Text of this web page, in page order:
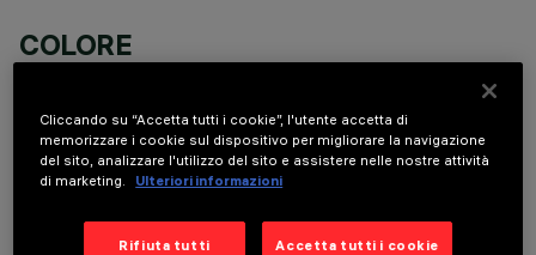
COLORE
COMPONENTI OPZIONALI
Cliccando su “Accetta tutti i cookie”, l'utente accetta di
memorizzare i cookie sul dispositivo per migliorare la navigazione
del sito, analizzare l'utilizzo del sito e assistere nelle nostre attività
di marketing.
Ulteriori informazioni
Rifiuta tutti Accetta tutti i cookie